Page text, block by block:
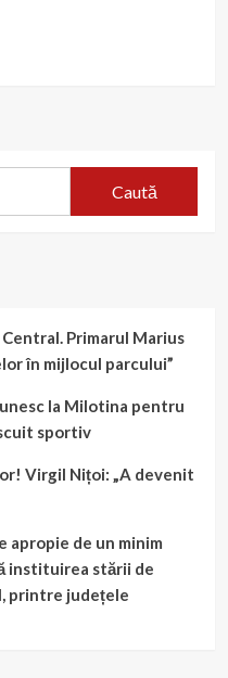
Primarul Marius
în mijlocul parcului”
la Milotina pentru
sportiv
Virgil Nițoi: „A devenit
apropie de un minim
instituirea stării de
printre județele